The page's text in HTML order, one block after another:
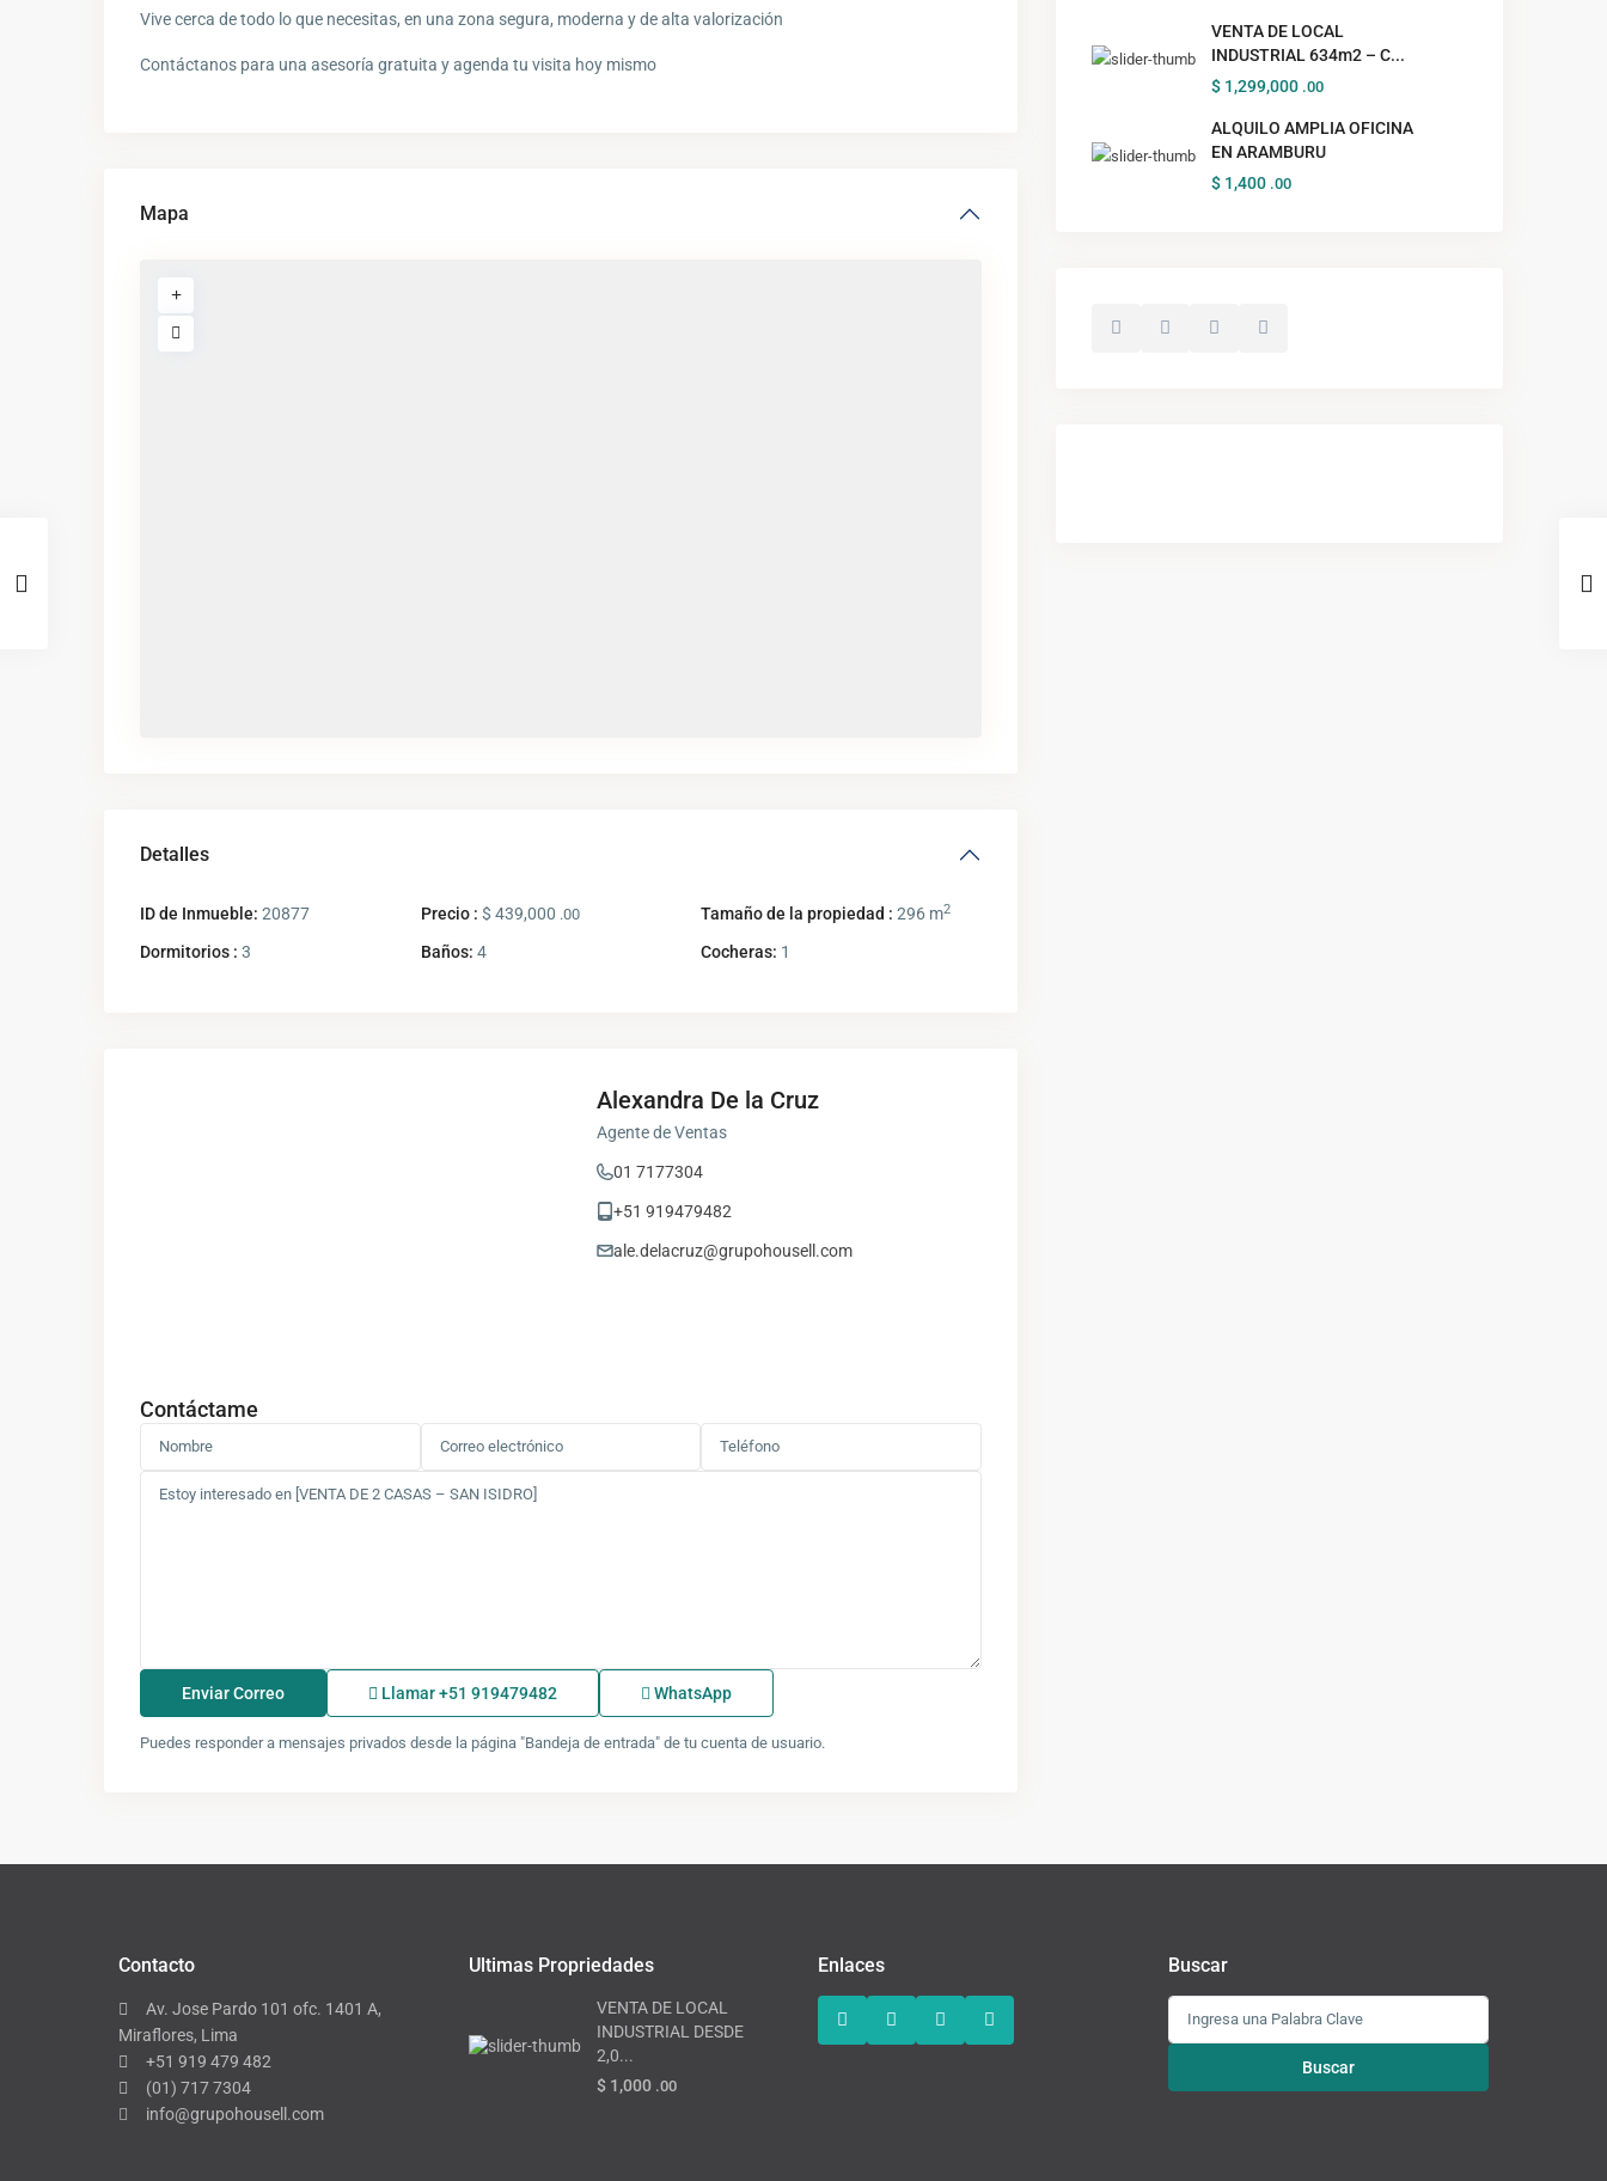
Vive cerca de todo lo que necesitas, en una zona segura, moderna y de alta valorización
Contáctanos para una asesoría gratuita y agenda tu visita hoy mismo
Mapa
Detalles
ID de Inmueble: 20877 Precio : $ 439,000 .00 Tamaño de la propiedad : 296 m2
Dormitorios : 3 Baños: 4 Cocheras: 1
Alexandra De la Cruz
Agente de Ventas
01 7177304
+51 919479482
ale.delacruz@grupohousell.com
Contáctame
Llamar+51 919479482 WhatsApp
Puedes responder a mensajes privados desde la página "Bandeja de entrada" de tu cuenta de usuario.
VENTA DE LOCAL
INDUSTRIAL 634m2 – C...
$ 1,299,000 .00
ALQUILO AMPLIA OFICINA
EN ARAMBURU
$ 1,400 .00
Contacto
Av. Jose Pardo 101 ofc. 1401 A,
Miraflores, Lima
+51 919 479 482
(01) 717 7304
info@grupohousell.com
Ultimas Propriedades
VENTA DE LOCAL
INDUSTRIAL DESDE
2,0...
$ 1,000 .00
Enlaces Buscar
Buscar